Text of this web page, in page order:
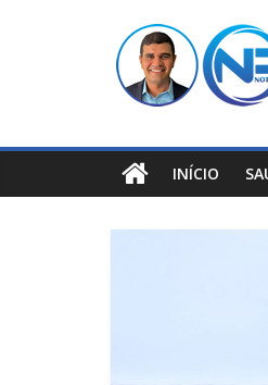
Nova
INÍCIO